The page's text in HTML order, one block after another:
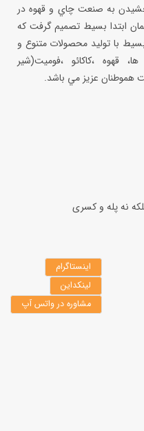
ارتقا بخشيدن به صنعت چاي و قهوه در
ابتدا بسيط تصميم گرفت كه
با توليد محصولات متنوع و
،كاكائو ،فوميت(شير
هموطنان عزيز مي باشد.
اینستاگرام
لینکداین
مشاوره در واتس آپ